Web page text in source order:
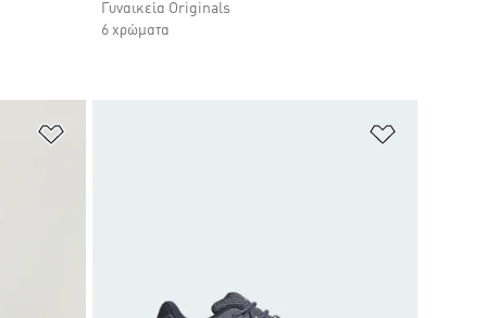
Γυναικεία Originals
6 χρώματα